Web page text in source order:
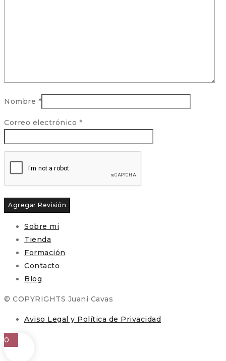
Nombre *
Correo electrónico *
Sobre mi
Tienda
Formación
Contacto
Blog
© COPYRIGHTS Juani Cavas
Aviso Legal y Política de Privacidad
0